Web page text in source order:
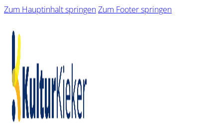
Zum Hauptinhalt springenZum Footer springen